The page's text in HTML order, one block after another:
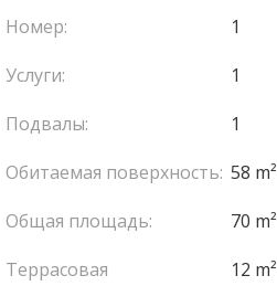
Номер:
1
Услуги:
1
Подвалы:
1
Обитаемая поверхность: 58 m²
Общая площадь:
70 m²
Террасовая
12 m²